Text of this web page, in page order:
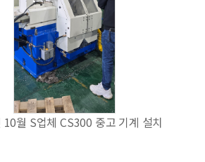
월 S업체 CS300 중고 기계 설치